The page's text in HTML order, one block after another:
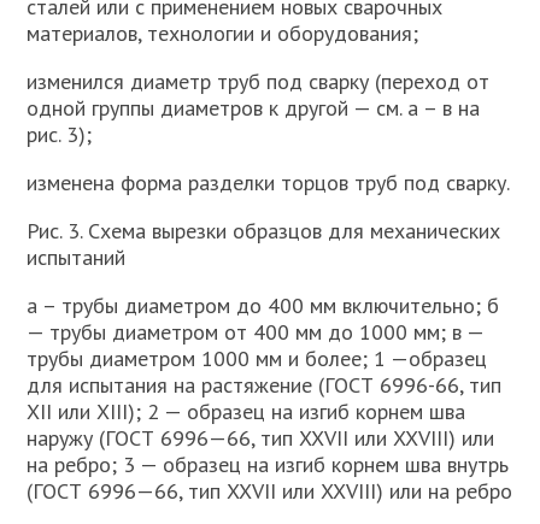
сталей или с применением новых сварочных
материалов, технологии и оборудования;
изменился диаметр труб под сварку (переход от
одной группы диаметров к другой — см. а – в на
рис. 3);
изменена форма разделки торцов труб под сварку.
Рис. 3. Схема вырезки образцов для механических
испытаний
а – трубы диаметром до 400 мм включительно; б
— трубы диаметром от 400 мм до 1000 мм; в —
трубы диаметром 1000 мм и более; 1 —образец
для испытания на растяжение (ГОСТ 6996-66, тип
XII или XIII); 2 — образец на изгиб корнем шва
наружу (ГОСТ 6996—66, тип XXVII или XXVIII) или
на ребро; 3 — образец на изгиб корнем шва внутрь
(ГОСТ 6996—66, тип XXVII или XXVIII) или на ребро